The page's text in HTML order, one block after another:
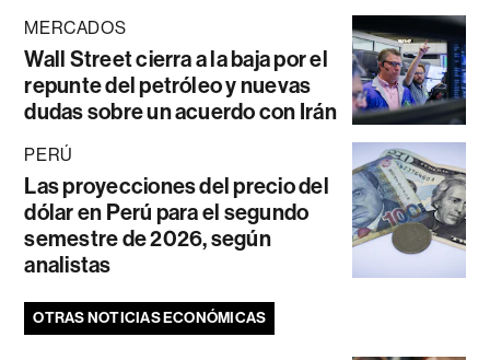
MERCADOS
Wall Street cierra a la baja por el
repunte del petróleo y nuevas
dudas sobre un acuerdo con Irán
PERÚ
Las proyecciones del precio del
dólar en Perú para el segundo
semestre de 2026, según
analistas
OTRAS NOTICIAS ECONÓMICAS